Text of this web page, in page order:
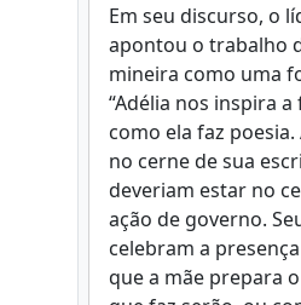
Em seu discurso, o
apontou o trabalho
mineira como uma
“Adélia nos inspira
como ela faz
no cerne de sua
deveriam estar no
ação de governo.
celebram a
que a mãe prepara